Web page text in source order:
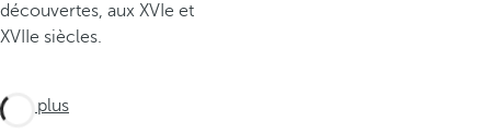
découvertes, aux XVIe et
XVIIe siècles.
Voir plus